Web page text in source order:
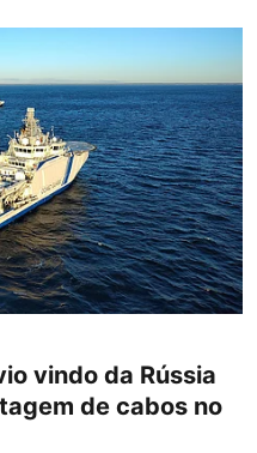
vindo da Rússia
de cabos no